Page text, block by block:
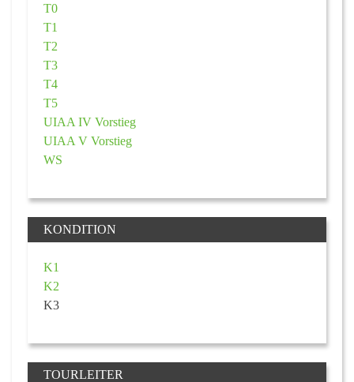
T0
T1
T2
T3
T4
T5
UIAA IV Vorstieg
UIAA V Vorstieg
WS
KONDITION
K1
K2
K3
TOURLEITER